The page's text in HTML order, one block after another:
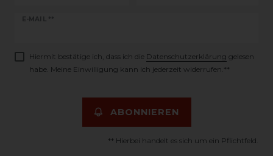
E-MAIL **
Newsletter
Hiermit bestätige ich, dass ich die Daten­schutz­erklärung gelesen
habe. Meine Einwilligung kann ich jederzeit widerrufen.**
ABONNIEREN
** Hierbei handelt es sich um ein Pflichtfeld.